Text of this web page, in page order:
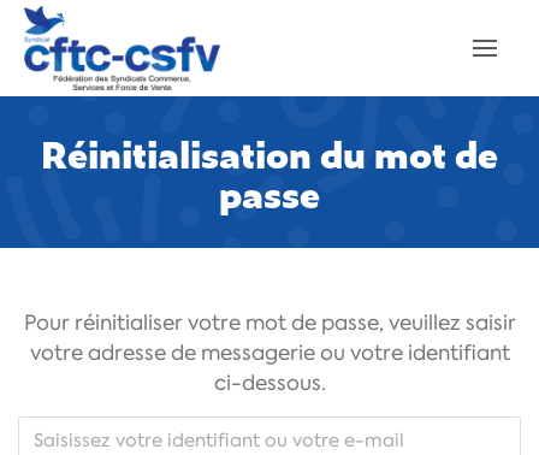
Réinitialisation du mot de
passe
Pour réinitialiser votre mot de passe, veuillez saisir
votre adresse de messagerie ou votre identifiant
ci-dessous.